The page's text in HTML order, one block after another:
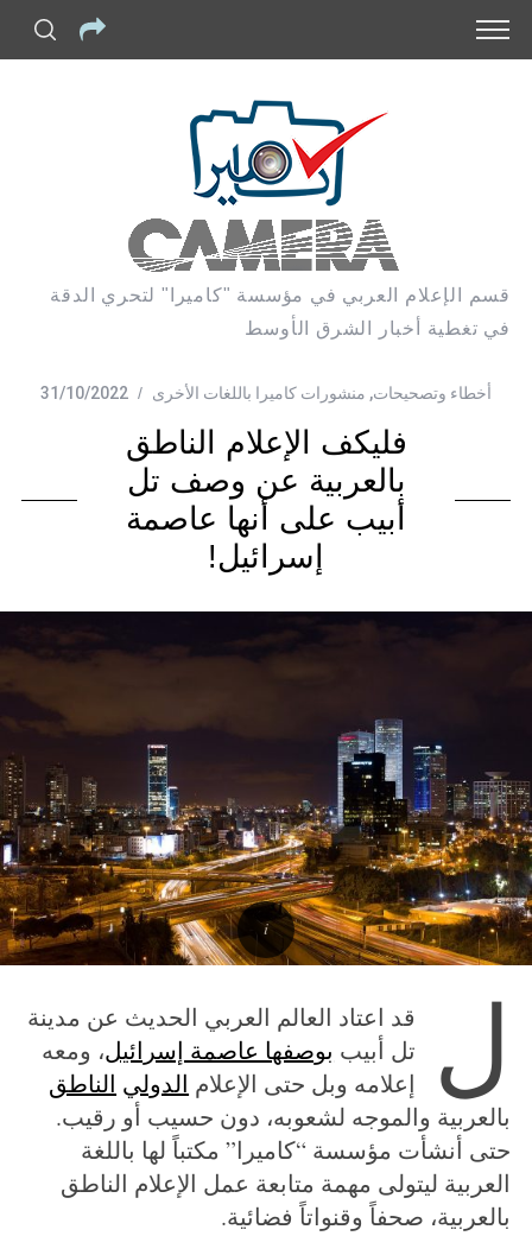
قسم الإعلام العربي في مؤسسة "كاميرا" لتحري الدقة
في تغطية أخبار الشرق الأوسط
أخطاء وتصحيحات, منشورات كاميرا باللغات الأخرى 31/10/2022
فليكف الإعلام الناطق
بالعربية عن وصف تل
أبيب على أنها عاصمة
إسرائيل!
ل
قد اعتاد العالم العربي الحديث عن مدينة
تل أبيب بوصفها عاصمة إسرائيل، ومعه
إعلامه وبل حتى الإعلام الدولي الناطق
بالعربية والموجه لشعوبه، دون حسيب أو رقيب.
حتى أنشأت مؤسسة “كاميرا” مكتباً لها باللغة
العربية ليتولى مهمة متابعة عمل الإعلام الناطق
بالعربية، صحفاً وقنواتاً فضائية.